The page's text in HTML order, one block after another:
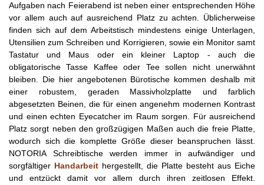
Aufgaben nach Feierabend ist neben einer entsprechenden Höhe
vor allem auch auf ausreichend Platz zu achten. Üblicherweise
finden sich auf dem Arbeitstisch mindestens einige Unterlagen,
Utensilien zum Schreiben und Korrigieren, sowie ein Monitor samt
Tastatur und Maus oder ein kleiner Laptop - auch die
obligatorische Tasse Kaffee oder Tee sollen nicht unerwähnt
bleiben. Die hier angebotenen Bürotische kommen deshalb mit
einer robustem, geraden Massivholzplatte und farblich
abgesetzten Beinen, die für einen angenehm modernen Kontrast
und einen echten Eyecatcher im Raum sorgen. Für ausreichend
Platz sorgt neben den großzügigen Maßen auch die freie Platte,
wodurch sich die komplette Größe dieser beanspruchen lässt.
NOTORIA Schreibtische werden immer in aufwändiger und
sorgfältiger Handarbeit hergestellt, die Platte besteht aus Eiche
und entzückt damit vor allem durch ihren zeitlosen Effekt.